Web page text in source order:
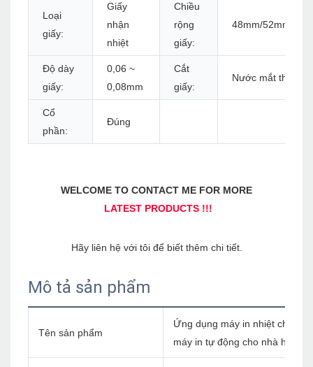
Loại
giấy:
Giấy
nhận
nhiệt
Chiều
rộng
giấy:
48mm/52mm/
Độ dày
giấy:
0,06 ~
0,08mm
Cắt
giấy:
Nước mắt thủ
Cổ
phần:
Đúng
Mô tả sản phẩm
Tên sản phẩm
Ứng dụng máy in nhiệt cho
máy in tự động cho nhà hàng